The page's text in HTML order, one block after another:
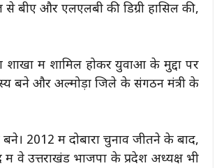
से बीए और एलएलबी की डिग्री हासिल की,
शाखा में शामिल होकर युवाओं के मुद्दों पर
बने और अल्मोड़ा जिले के संगठन मंत्री के
2012 में दोबारा चुनाव जीतने के बाद,
में वे उत्तराखंड भाजपा के प्रदेश अध्यक्ष भी